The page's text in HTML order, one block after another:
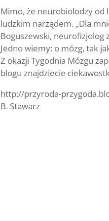
Mimo, że neurobiolodzy od
ludzkim narządem. „Dla
Boguszewski, neurofizjolog
Jedno wiemy: o mózg, tak
Z okazji Tygodnia Mózgu
blogu znajdziecie
http://przyroda-
B. Stawarz